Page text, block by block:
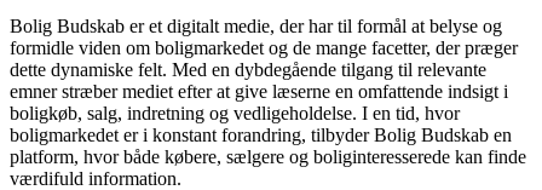
Bolig Budskab er et digitalt medie, der har til formål at belyse og
formidle viden om boligmarkedet og de mange facetter, der præger
dette dynamiske felt. Med en dybdegående tilgang til relevante
emner stræber mediet efter at give læserne en omfattende indsigt i
boligkøb, salg, indretning og vedligeholdelse. I en tid, hvor
boligmarkedet er i konstant forandring, tilbyder Bolig Budskab en
platform, hvor både købere, sælgere og boliginteresserede kan finde
værdifuld information.